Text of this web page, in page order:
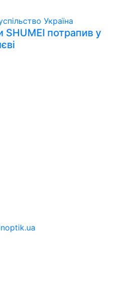
Україна
SHUMEI потрапив у